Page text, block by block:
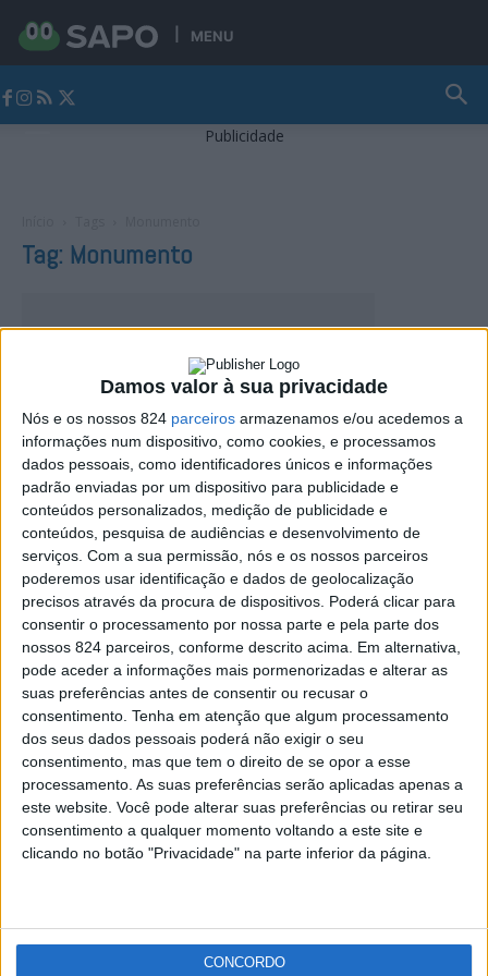
Damos valor à sua privacidade
Nós e os nossos 824 parceiros armazenamos e/ou acedemos a
informações num dispositivo, como cookies, e processamos
dados pessoais, como identificadores únicos e informações
padrão enviadas por um dispositivo para publicidade e
conteúdos personalizados, medição de publicidade e
conteúdos, pesquisa de audiências e desenvolvimento de
serviços. Com a sua permissão, nós e os nossos parceiros
poderemos usar identificação e dados de geolocalização
precisos através da procura de dispositivos. Poderá clicar para
consentir o processamento por nossa parte e pela parte dos
nossos 824 parceiros, conforme descrito acima. Em alternativa,
pode aceder a informações mais pormenorizadas e alterar as
suas preferências antes de consentir ou recusar o
consentimento. Tenha em atenção que algum processamento
dos seus dados pessoais poderá não exigir o seu
consentimento, mas que tem o direito de se opor a esse
processamento. As suas preferências serão aplicadas apenas a
este website. Você pode alterar suas preferências ou retirar seu
consentimento a qualquer momento voltando a este site e
clicando no botão "Privacidade" na parte inferior da página.
CONCORDO
MENU
Publicidade
Tag: Monumento
Seis municípios do Alto Alentejo associam-se à
“Hora do Planeta”
Redacção - 26 de Março, 2021
Publicidade
Publicidade
RSS X